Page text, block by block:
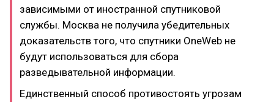
зависимыми от иностранной спутниковой
службы. Москва не получила убедительных
доказательств того, что спутники OneWeb не
будут использоваться для сбора
разведывательной информации.
Единственный способ противостоять угрозам